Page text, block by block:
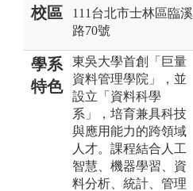
校區
111台北市士林區臨溪
路70號
學系
特色
東吳大學首創「巨量
資料管理學院」，並
設立「資料科學
系」，培育兼具科技
與應用能力的跨領域
人才。課程結合人工
智慧、機器學習、資
料分析、統計、管理